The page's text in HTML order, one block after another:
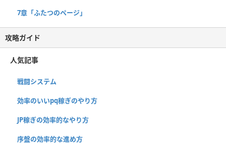
7章「ふたつのページ」
攻略ガイド
人気記事
戦闘システム
効率のいいpq稼ぎのやり方
JP稼ぎの効率的なやり方
序盤の効率的な進め方